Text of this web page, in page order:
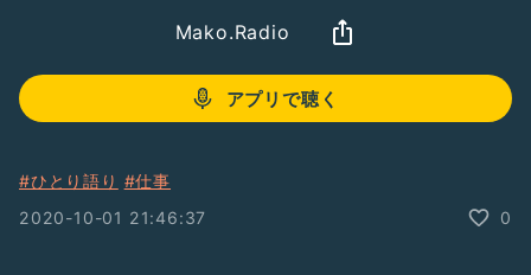
Mako.Radio
アプリで聴く
#ひとり語り #仕事
2020-10-01 21:46:37
0